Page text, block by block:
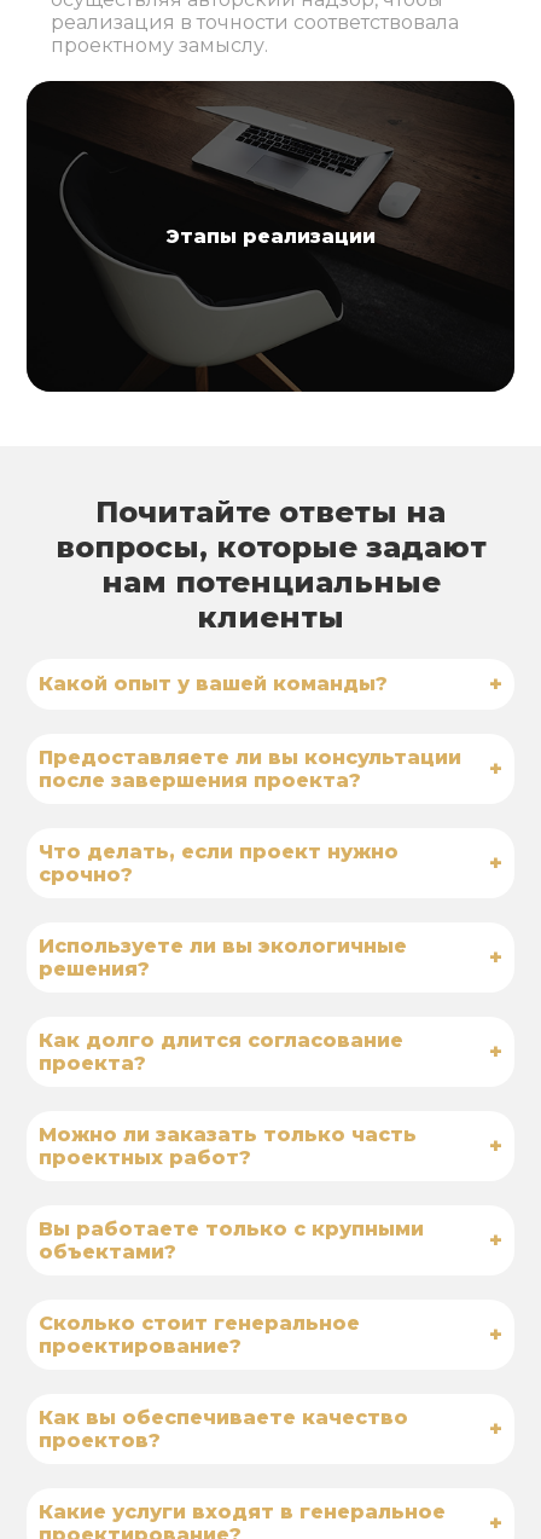
Этапы реализации
реализация в точности соответствовала
проектному замыслу.
Почитайте ответы на
вопросы, которые задают
нам потенциальные
клиенты
Какой опыт у вашей команды? +
Предоставляете ли вы консультации
после завершения проекта?
+
Что делать, если проект нужно
срочно?
+
Используете ли вы экологичные
решения?
+
Как долго длится согласование
проекта?
+
Можно ли заказать только часть
проектных работ?
+
Вы работаете только с крупными
объектами?
+
Сколько стоит генеральное
проектирование?
+
Как вы обеспечиваете качество
проектов?
+
Какие услуги входят в генеральное
проектирование?
+